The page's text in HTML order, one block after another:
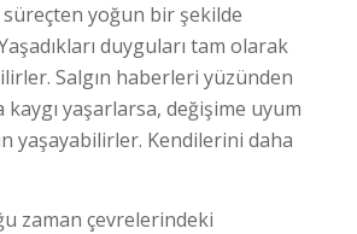
yoğun bir şekilde
duyguları tam olarak
Salgın haberleri yüzünden
yaşarlarsa, değişime uyum
yaşayabilirler. Kendilerini daha
zaman çevrelerindeki